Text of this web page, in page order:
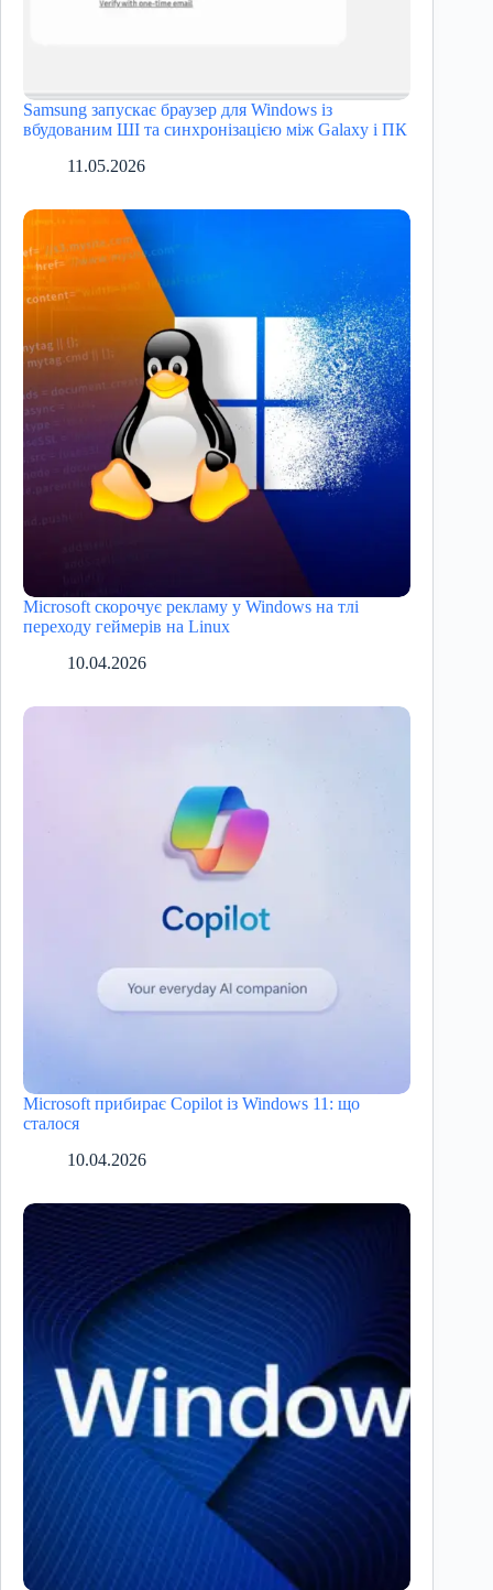
Samsung запускає браузер для Windows із
вбудованим ШІ та синхронізацією між Galaxy і ПК
11.05.2026
Microsoft скорочує рекламу у Windows на тлі
переходу геймерів на Linux
10.04.2026
Microsoft прибирає Copilot із Windows 11: що
cталося
10.04.2026